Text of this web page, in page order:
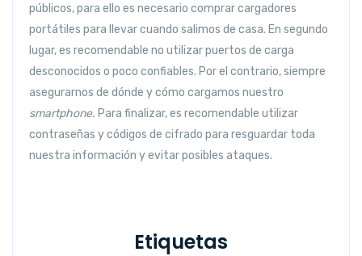
públicos, para ello es necesario comprar cargadores
portátiles para llevar cuando salimos de casa. En segundo
lugar, es recomendable no utilizar puertos de carga
desconocidos o poco confiables. Por el contrario, siempre
asegurarnos de dónde y cómo cargamos nuestro
smartphone. Para finalizar, es recomendable utilizar
contraseñas y códigos de cifrado para resguardar toda
nuestra información y evitar posibles ataques.
Etiquetas